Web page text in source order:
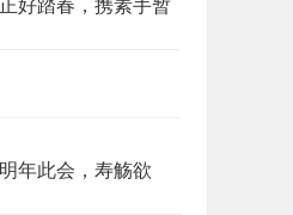
好踏春，携素手暂
年此会，寿觞欲